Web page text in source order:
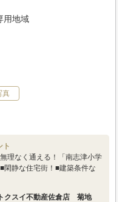
用地域
真
ト
理なく通える！「南志津小学
閑静な住宅街！■建築条件な
クスイ不動産佐倉店 菊地